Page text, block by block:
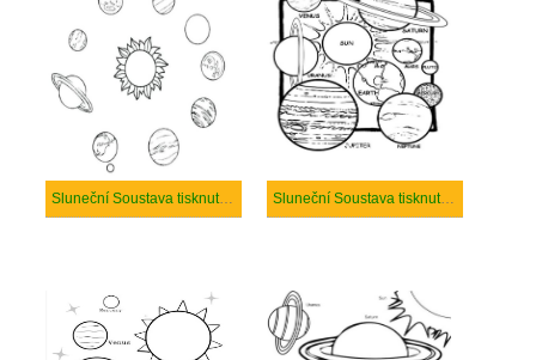
Sluneční Soustava tisknutelné pro děti Sluneční Soustava tisknutelné